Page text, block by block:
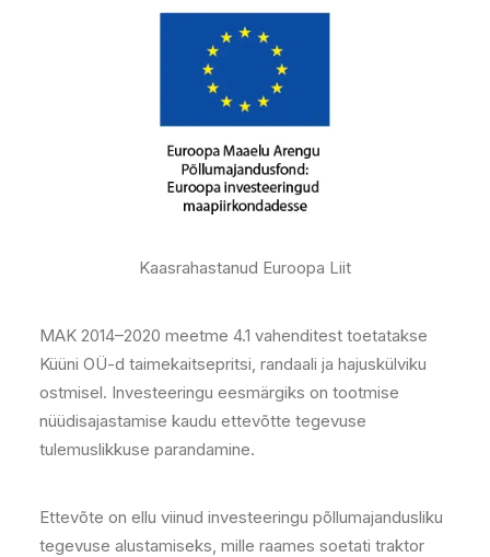
Kaasrahastanud Euroopa Liit
MAK 2014–2020 meetme 4.1 vahenditest toetatakse
Küüni OÜ-d taimekaitsepritsi, randaali ja hajuskülviku
ostmisel. Investeeringu eesmärgiks on tootmise
nüüdisajastamise kaudu ettevõtte tegevuse
tulemuslikkuse parandamine.
Ettevõte on ellu viinud investeeringu põllumajandusliku
tegevuse alustamiseks, mille raames soetati traktor